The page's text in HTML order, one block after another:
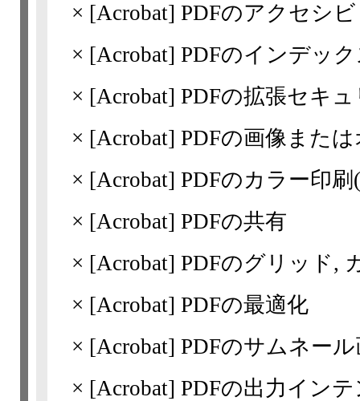
× [Acrobat] PDFのアクセシ
× [Acrobat] PDFのインデッ
× [Acrobat] PDFの拡張セキ
× [Acrobat] PDFの画像また
× [Acrobat] PDFのカラー印刷
× [Acrobat] PDFの共有
× [Acrobat] PDFのグリッド,
× [Acrobat] PDFの最適化
× [Acrobat] PDFのサムネー
× [Acrobat] PDFの出力インテ